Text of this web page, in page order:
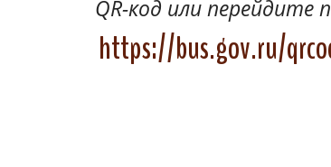
QR-код или перейдите
https://bus.gov.ru/